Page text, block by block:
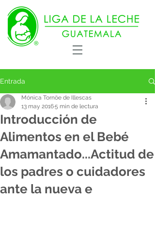
Entrada
Introducción de
Alimentos en el Bebé
Amamantado...Actitud de
los padres o cuidadores
ante la nueva e
Mónica Tornöe de Illescas
13 may 20165 min de lectura